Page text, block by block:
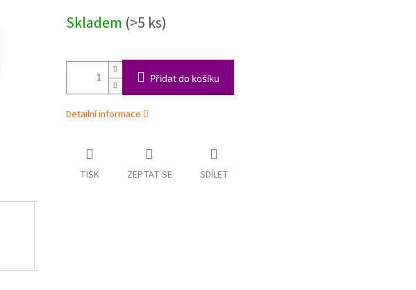
cena:
Skladem (>5 ks)
Přidat do košíku
Detailní informace
TISK ZEPTAT SE SDÍLET